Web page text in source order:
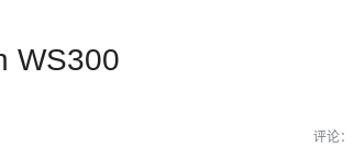
WS300
评论：